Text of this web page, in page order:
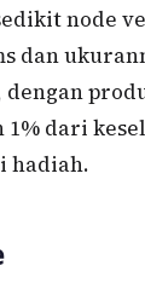
node
dan
dengan
1% dari
hadiah.